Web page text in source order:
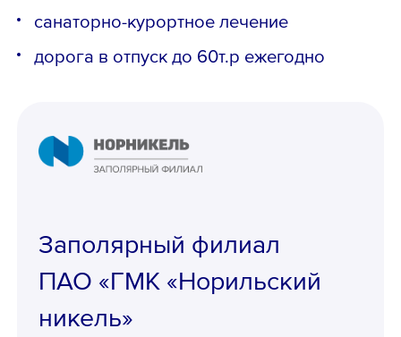
санаторно-курортное лечение
дорога в отпуск до 60т.р ежегодно
Заполярный филиал
ПАО «ГМК «Норильский
никель»